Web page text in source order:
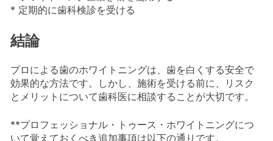
* 定期的に歯科検診を受ける
結論
プロによる歯のホワイトニングは、歯を白くする安全で
効果的な方法です。しかし、施術を受ける前に、リスク
とメリットについて歯科医に相談することが大切です。
**プロフェッショナル・トゥース・ホワイトニングにつ
いて覚えておくべき追加事項は以下の通りです。